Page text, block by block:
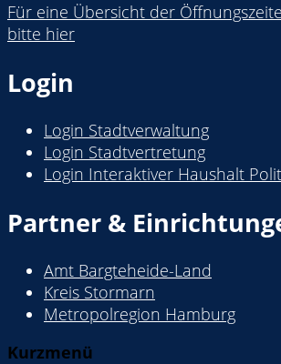
Für eine Übersicht der
bitte hier
Login
Login Stadtverwaltung
Login Stadtvertretung
Login Interaktiver Haushalt
Partner &
Amt Bargteheide-Land
Kreis Stormarn
Metropolregion Hamburg
Kurzmenü